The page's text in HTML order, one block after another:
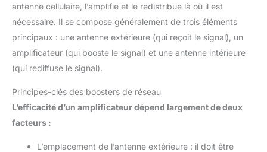
répondrons la première fois.
Pour les mises à jour de
produits, vous pouvez visiter le
site officiel de WAVLINK ou
nous contacter pour obtenir le
dernier firmware.
antenne cellulaire, l’amplifie et le redistribue là où il est
nécessaire. Il se compose généralement de trois éléments
principaux : une antenne extérieure (qui reçoit le signal), un
amplificateur (qui booste le signal) et une antenne intérieure
(qui rediffuse le signal).
Principes-clés des boosters de réseau
L’efficacité d’un amplificateur dépend largement de deux
facteurs :
L’emplacement de l’antenne extérieure : il doit être